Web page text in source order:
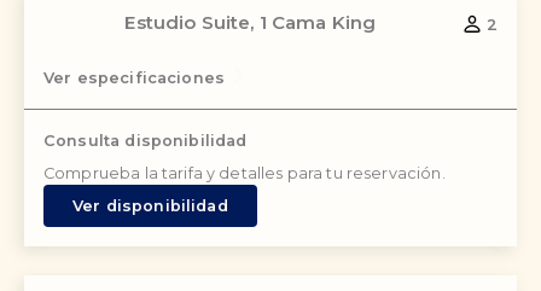
Estudio Suite, 1 Cama King
Ver especificaciones
2
Consulta disponibilidad
Comprueba la tarifa y detalles para tu reservación.
Ver disponibilidad